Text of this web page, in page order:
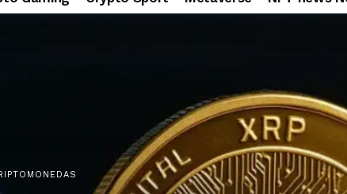
ahead of CLARITY Act vote next week
jaque a Polymarket y Kalshi por su modelo de negocio
accelerates as Ripple receives full EU MiCA license